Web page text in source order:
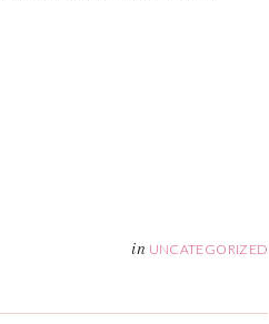
in UNCATEGORIZED